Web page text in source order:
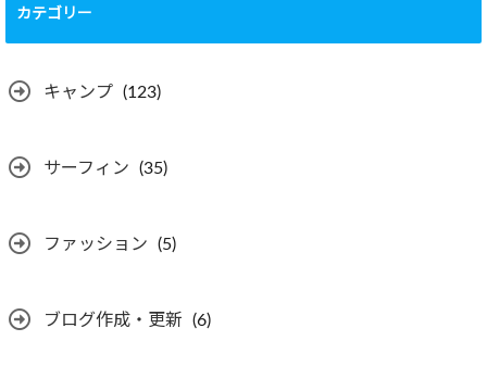
カテゴリー
キャンプ (123)
サーフィン (35)
ファッション (5)
ブログ作成・更新 (6)